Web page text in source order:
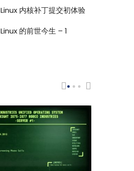
Linux 内核补丁提交初体验
Linux 的前世今生 – 1